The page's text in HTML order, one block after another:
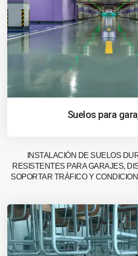
Suelos para
INSTALACIÓN DE SUELOS
RESISTENTES PARA GARAJES,
SOPORTAR TRÁFICO Y